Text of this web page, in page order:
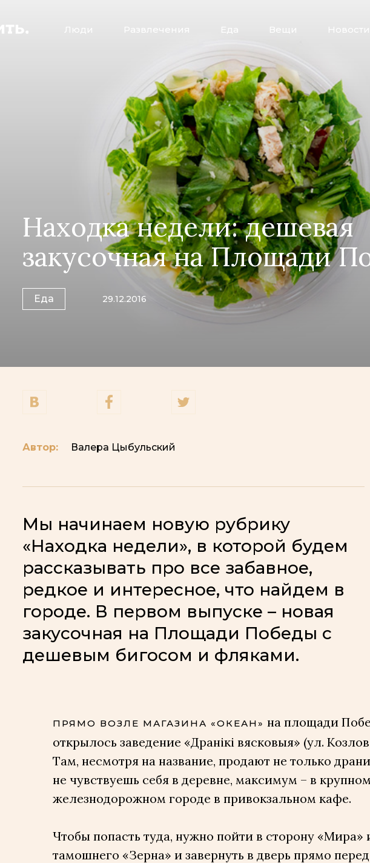
Люди Развлечения Еда Вещи Новости
Находка недели: дешевая
закусочная на Площади
Еда 29.12.2016
Автор: Валера Цыбульский
Мы начинаем новую рубрику
«Находка недели», в которой будем
рассказывать про все забавное,
редкое и интересное, что найдем в
городе. В первом выпуске – новая
закусочная на Площади Победы с
дешевым бигосом и фляками.
ПРЯМО ВОЗЛЕ МАГАЗИНА «ОКЕАН» на площади
открылось заведение «Дранікі вясковыя» (ул.
Там, несмотря на название, продают не только
не чувствуешь себя в деревне, максимум – в
железнодорожном городе в привокзальном кафе.
Чтобы попасть туда, нужно пойти в сторону «Мира»
тамошнего «Зерна» и завернуть в дверь прямо перед